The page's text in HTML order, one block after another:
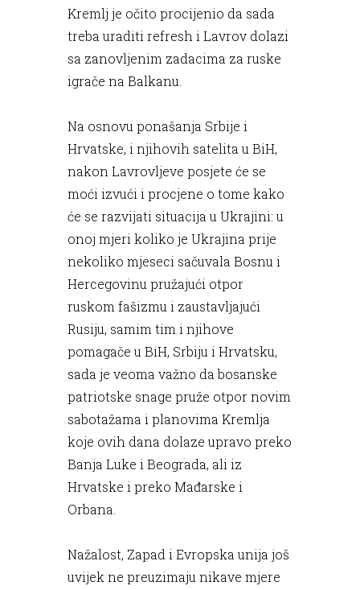
Kremlj je očito procijenio da sada
treba uraditi refresh i Lavrov dolazi
sa zanovljenim zadacima za ruske
igrače na Balkanu.
Na osnovu ponašanja Srbije i
Hrvatske, i njihovih satelita u BiH,
nakon Lavrovljeve posjete će se
moći izvući i procjene o tome kako
će se razvijati situacija u Ukrajini: u
onoj mjeri koliko je Ukrajina prije
nekoliko mjeseci sačuvala Bosnu i
Hercegovinu pružajući otpor
ruskom fašizmu i zaustavljajući
Rusiju, samim tim i njihove
pomagače u BiH, Srbiju i Hrvatsku,
sada je veoma važno da bosanske
patriotske snage pruže otpor novim
sabotažama i planovima Kremlja
koje ovih dana dolaze upravo preko
Banja Luke i Beograda, ali iz
Hrvatske i preko Mađarske i
Orbana.
Nažalost, Zapad i Evropska unija još
uvijek ne preuzimaju nikave mjere